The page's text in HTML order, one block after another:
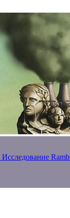
Исследование